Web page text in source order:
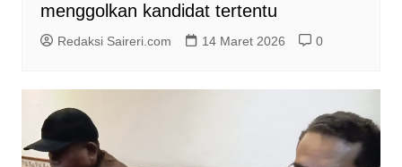
menggolkan kandidat tertentu
Redaksi Saireri.com 14 Maret 2026 0